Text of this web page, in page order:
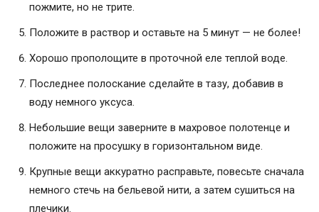
пожмите, но не трите.
Положите в раствор и оставьте на 5 минут — не более!
Хорошо прополощите в проточной еле теплой воде.
Последнее полоскание сделайте в тазу, добавив в
воду немного уксуса.
Небольшие вещи заверните в махровое полотенце и
положите на просушку в горизонтальном виде.
Крупные вещи аккуратно расправьте, повесьте сначала
немного стечь на бельевой нити, а затем сушиться на
плечики.